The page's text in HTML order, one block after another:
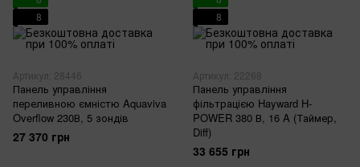
8
Артикул: 28446
Панель управління
переливною ємністю Aquaviva
Overflow 230В, 5 зондів
27 370 грн
8
Артикул: 22268
Панель управління
фільтрацією Hayward H-
POWER 380 В, 16 A (Таймер,
Diff)
33 655 грн